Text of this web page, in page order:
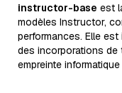
instructor-base est
modèles Instructor,
performances. Elle
des incorporations de
empreinte informatique